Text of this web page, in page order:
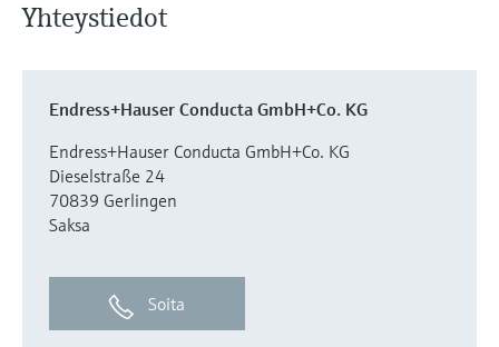
Yhteystiedot
Endress+Hauser Conducta GmbH+Co. KG
Endress+Hauser Conducta GmbH+Co. KG
Dieselstraße 24
70839 Gerlingen
Saksa
Soita